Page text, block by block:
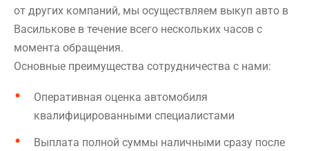
от других компаний, мы осуществляем выкуп авто в
Василькове в течение всего нескольких часов с
момента обращения.
Основные преимущества сотрудничества с нами:
Оперативная оценка автомобиля
квалифицированными специалистами
Выплата полной суммы наличными сразу после